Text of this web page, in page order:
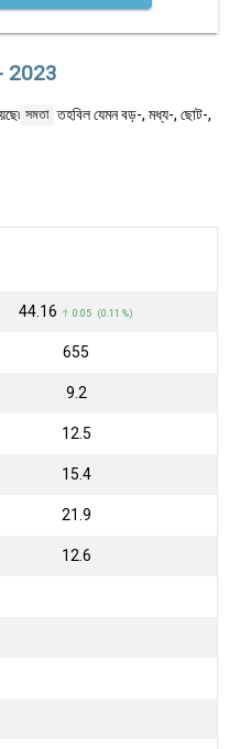
- 2023
সমতা তহবিল যেমন বড়-, মধ্য-, ছোট-,
₹44.16 ↑ 0.05 (0.11 %)
₹655
9.2
12.5
15.4
21.9
12.6